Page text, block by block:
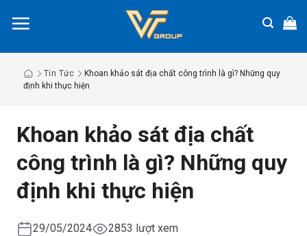
đến
dung
Tin Tức
Khoan khảo sát địa chất công trình là gì? Những quy
định khi thực hiện
Khoan khảo sát địa chất
công trình là gì? Những quy
định khi thực hiện
29/05/2024 2853 lượt xem